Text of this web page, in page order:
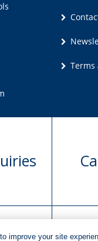
Terms
improve your site